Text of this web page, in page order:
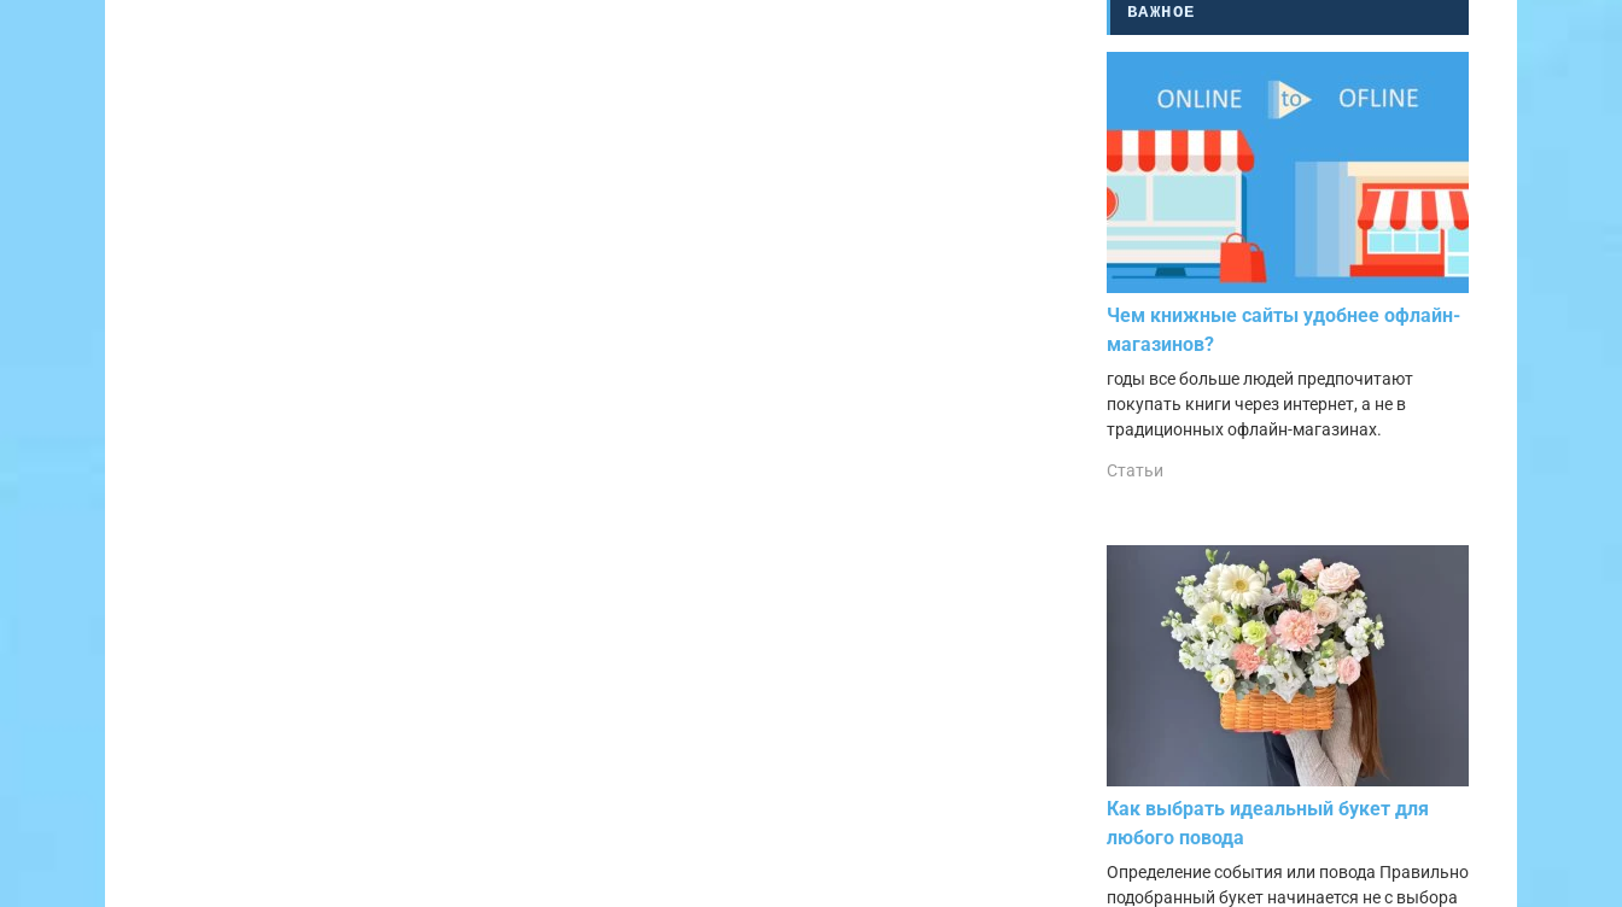
ВАЖНОЕ
Чем книжные сайты удобнее офлайн-
магазинов?
годы все больше людей предпочитают
покупать книги через интернет, а не в
традиционных офлайн-магазинах.
Статьи
Как выбрать идеальный букет для
любого повода
Определение события или повода Правильно
подобранный букет начинается не с выбора